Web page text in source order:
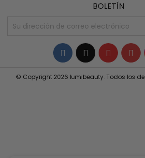
BOLETÍN
Facebook
Twitter
© Copyright 2026 lumibeauty. Todos los